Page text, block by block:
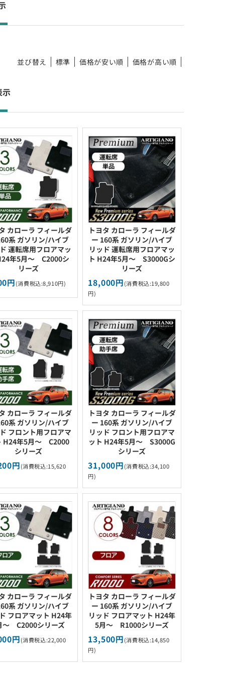
並び替え 標準 価格が安い順 価格が高い順
示
カローラ フィールダ
系 ガソリン/ハイブ
運転席用フロアマッ
年5月～ C2000シ
リーズ
円(消費税込:8,910円)
トヨタ カローラ フィールダ
ー 160系 ガソリン/ハイブ
リッド 運転席用フロアマッ
ト H24年5月～ S3000Gシ
リーズ
18,000円(消費税込:19,800
円)
カローラ フィールダ
系 ガソリン/ハイブ
フロント用フロアマ
H24年5月～ C2000
シリーズ
円(消費税込:15,620
トヨタ カローラ フィールダ
ー 160系 ガソリン/ハイブ
リッド フロント用フロアマ
ット H24年5月～ S3000G
シリーズ
31,000円(消費税込:34,100
円)
カローラ フィールダ
系 ガソリン/ハイブ
フロアマット H24年
～ C2000シリーズ
円(消費税込:22,000
トヨタ カローラ フィールダ
ー 160系 ガソリン/ハイブ
リッド フロアマット H24年
5月～ R1000シリーズ
13,500円(消費税込:14,850
円)